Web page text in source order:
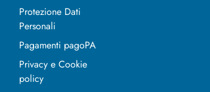
Protezione Dati
Personali
Pagamenti pagoPA
Privacy e Cookie
policy